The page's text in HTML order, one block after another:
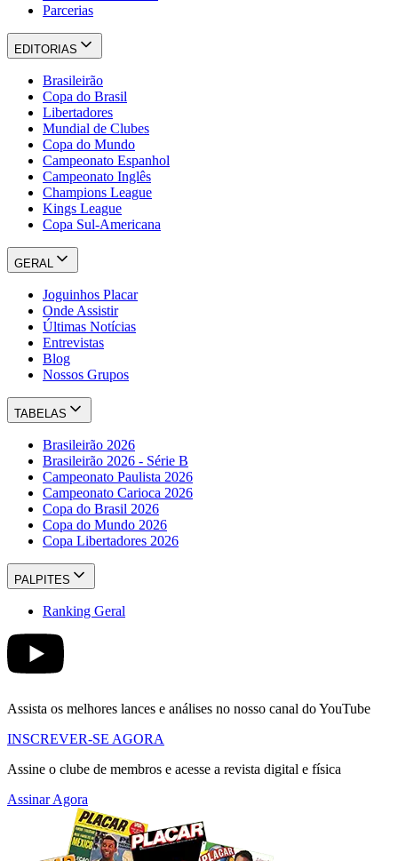
Parcerias
EDITORIAS
Brasileirão
Copa do Brasil
Libertadores
Mundial de Clubes
Copa do Mundo
Campeonato Espanhol
Campeonato Inglês
Champions League
Kings League
Copa Sul-Americana
GERAL
Joguinhos Placar
Onde Assistir
Últimas Notícias
Entrevistas
Blog
Nossos Grupos
TABELAS
Brasileirão 2026
Brasileirão 2026 - Série B
Campeonato Paulista 2026
Campeonato Carioca 2026
Copa do Brasil 2026
Copa do Mundo 2026
Copa Libertadores 2026
PALPITES
Ranking Geral
Assista os melhores lances e análises no nosso canal do YouTube
INSCREVER-SE AGORA
Assine o clube de membros e acesse a revista digital e física
Assinar Agora